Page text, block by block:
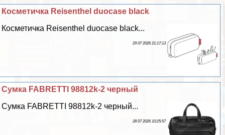
Косметичка Reisenthel duocase black
Косметичка Reisenthel duocase black...
29 07 2026 21:17:13
Сумка FABRETTI 98812k-2 черный
Сумка FABRETTI 98812k-2 черный...
28 07 2026 10:25:57